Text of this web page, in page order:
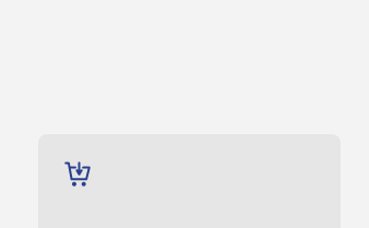
AÑADIR
AL
CARRITO